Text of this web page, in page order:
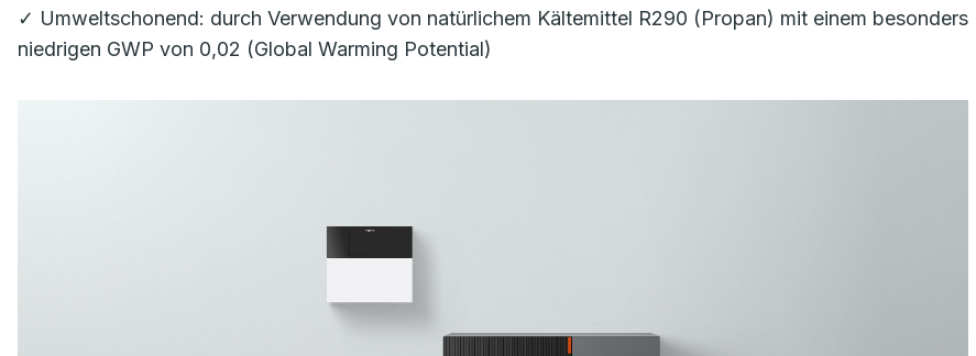
✓ Umweltschonend: durch Verwendung von natürlichem Kältemittel R290 (Propan) mit einem besonders
niedrigen GWP von 0,02 (Global Warming Potential)